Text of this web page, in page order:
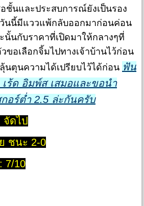
ชั้นและประสบการณ์ยังเป็นรอง
นนี้มีแววแพ้กลับออกมาก่อนค่อน
นั้นกับราคาที่เปิดมาให้กลางๆที่
ขอเลือกจิ้มไปทางเจ้าบ้านไว้ก่อน
นตุนความได้เปรียบไว้ได้ก่อน ฟัน
ร้ด อิมพ์ส เสมอและขอนำ
อร์ต่ำ 2.5 ล่ะกันครับ
ดไป
ชนะ 2-0
7/10